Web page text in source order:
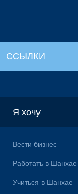
ССЫЛКИ
Я хочу
Вести бизнес
Работать в Шанхае
Учиться в Шанхае